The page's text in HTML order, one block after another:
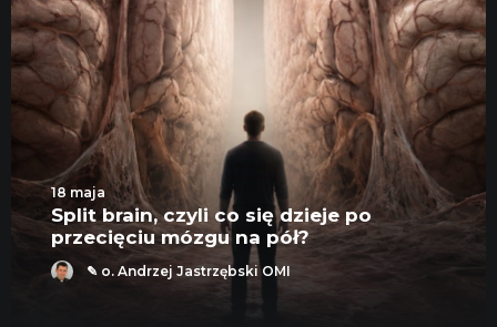
18 maja
Split brain, czyli co się dzieje po
przecięciu mózgu na pół?
✎ o. Andrzej Jastrzębski OMI